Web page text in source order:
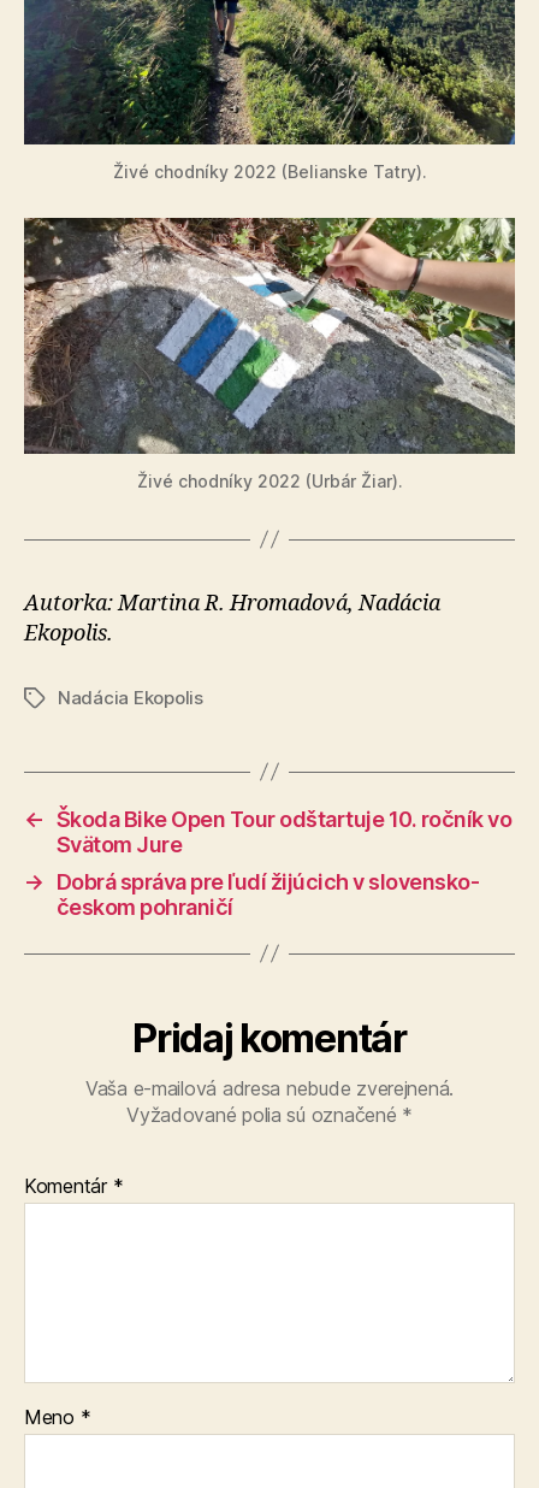
Živé chodníky 2022 (Belianske Tatry).
Živé chodníky 2022 (Urbár Žiar).
Autorka: Martina R. Hromadová, Nadácia
Ekopolis.
ZnačkyNadácia Ekopolis
← Škoda Bike Open Tour odštartuje 10. ročník vo
Svätom Jure
→
Dobrá správa pre ľudí žijúcich v slovensko-
českom pohraničí
Pridaj komentár
Vaša e-mailová adresa nebude zverejnená.
Vyžadované polia sú označené *
Komentár *
Meno *